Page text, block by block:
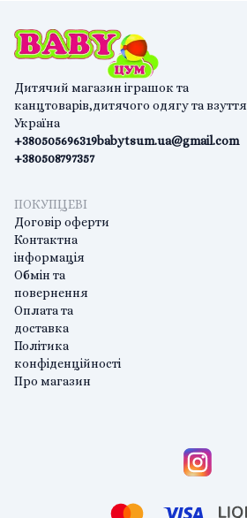
Дитячий магазин іграшок та
канцтоварів,дитячого одягу та взуття
Україна
+380505696319
+380508797357
babytsum.ua@gmail.com
ПОКУПЦЕВІ
Договір оферти
Контактна
інформація
Обмін та
повернення
Оплата та
доставка
Політика
конфіденційності
Про магазин